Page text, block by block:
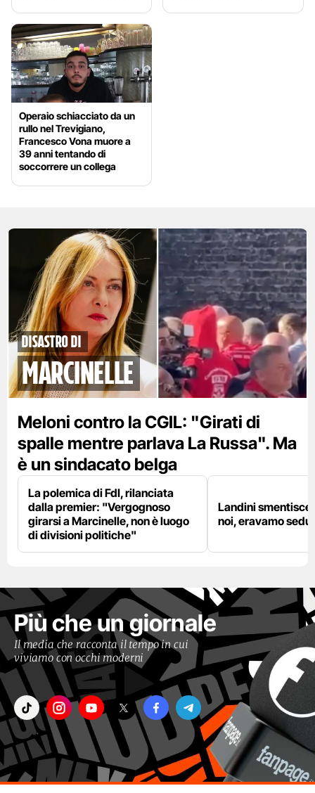
Operaio schiacciato da un
rullo nel Trevigiano,
Francesco Vona muore a
39 anni tentando di
soccorrere un collega
disastro di
marcinelle
Meloni contro la CGIL: "Girati di
spalle mentre parlava La Russa". Ma
è un sindacato belga
La polemica di FdI, rilanciata
dalla premier: "Vergognoso
girarsi a Marcinelle, non è luogo
di divisioni politiche"
Landini
noi, eravamo
Più che un giornale
Il media che racconta il tempo in cui
viviamo con occhi moderni